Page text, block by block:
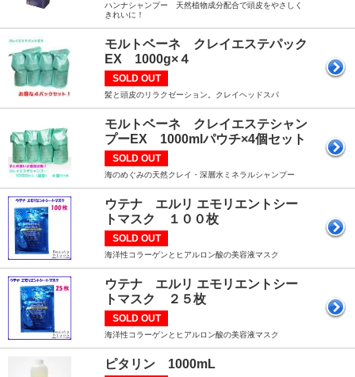
ハンナシャンプー 天然植物成分配合で頭皮をやさしく
きれいに！
モルトベーネ クレイエステパック
EX 1000g×４
SOLD OUT
髪と頭皮のリラクゼーション。クレイヘッドスパ
モルトベーネ クレイエステシャン
プーEX 1000mlパウチ×4個セット
SOLD OUT
海のめぐみの天然クレイ・深層水ミネラルシャンプー
ウテナ エルリ エモリエントシー
トマスク １００枚
SOLD OUT
海洋性コラーゲンとヒアルロン酸の美容液マスク
ウテナ エルリ エモリエントシー
トマスク ２５枚
SOLD OUT
海洋性コラーゲンとヒアルロン酸の美容液マスク
ピタリン 1000mL